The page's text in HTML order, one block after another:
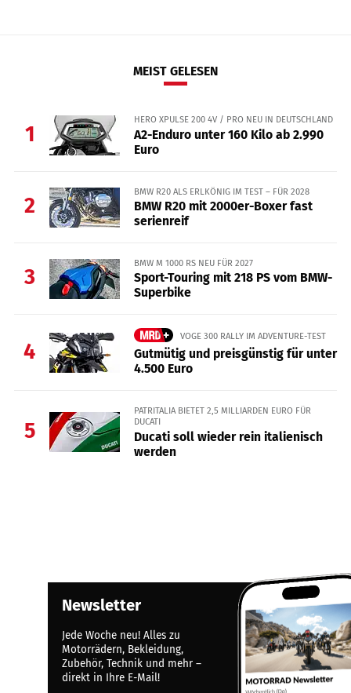
MEIST GELESEN
1
HERO XPULSE 200 4V / PRO NEU IN DEUTSCHLAND
A2-Enduro unter 160 Kilo ab 2.990
Euro
2
BMW R20 ALS ERLKÖNIG IM TEST – FÜR 2028
BMW R20 mit 2000er-Boxer fast
serienreif
3
BMW M 1000 RS NEU FÜR 2027
Sport-Touring mit 218 PS vom BMW-
Superbike
4
VOGE 300 RALLY IM ADVENTURE-TEST
Gutmütig und preisgünstig für unter
4.500 Euro
5
PATRITALIA BIETET 2,5 MILLIARDEN EURO FÜR
DUCATI
Ducati soll wieder rein italienisch
werden
Newsletter
Jede Woche neu! Alles zu
Motorrädern, Bekleidung,
Zubehör, Technik und mehr –
direkt in Ihre E-Mail!